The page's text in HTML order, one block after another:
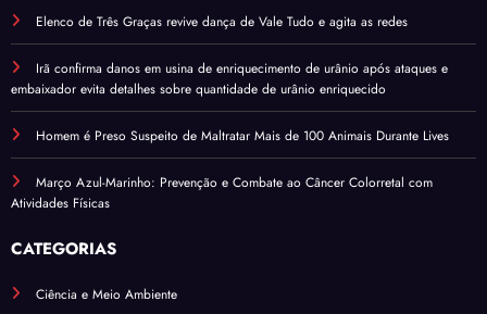
Elenco de Três Graças revive dança de Vale Tudo e agita as redes
Irã confirma danos em usina de enriquecimento de urânio após ataques e
embaixador evita detalhes sobre quantidade de urânio enriquecido
Homem é Preso Suspeito de Maltratar Mais de 100 Animais Durante Lives
Março Azul-Marinho: Prevenção e Combate ao Câncer Colorretal com
Atividades Físicas
CATEGORIAS
Ciência e Meio Ambiente